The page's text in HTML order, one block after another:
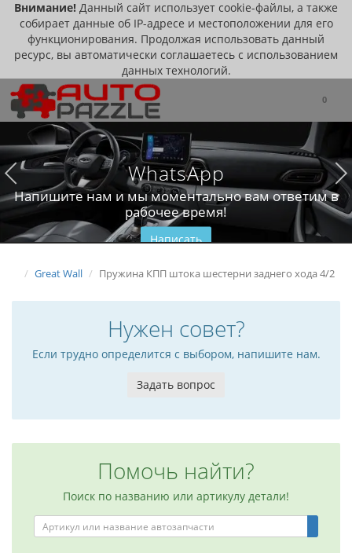
Внимание! Данный сайт использует cookie-файлы, а также
собирает данные об IP-адресе и местоположении для его
функционирования. Продолжая использовать данный
ресурс, вы автоматически соглашаетесь с использованием
данных технологий.
0
WhatsApp
Напишите нам и мы моментально вам ответим в
рабочее время!
Написать
Great Wall Пружина КПП штока шестерни заднего хода 4/2
Нужен совет?
Если трудно определится с выбором, напишите нам.
Задать вопрос
Помочь найти?
Поиск по названию или артикулу детали!